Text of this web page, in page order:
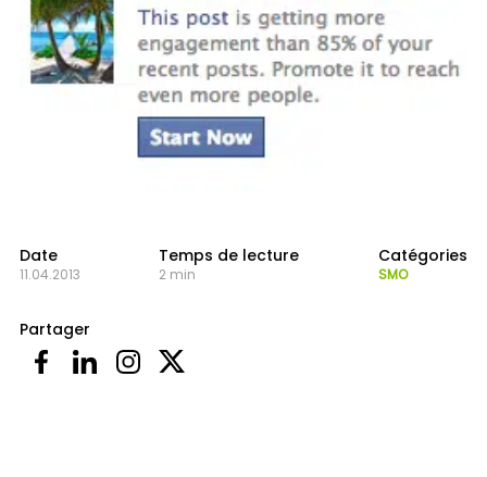
Date
11.04.2013
Temps de lecture
2 min
Catégories
SMO
Partager